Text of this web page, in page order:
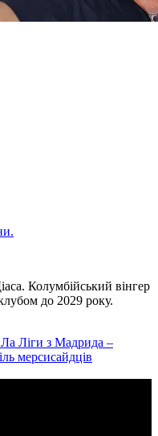
Колумбійський вінгер
до 2029 року.
Ліги з Мадрида –
мерсисайдців